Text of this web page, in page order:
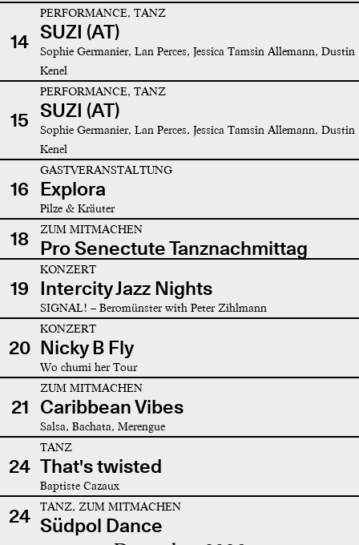
14
PERFORMANCE, TANZ
SUZI (AT)
Sophie Germanier, Lan Perces, Jessica Tamsin Allemann, Dustin
Kenel
15
PERFORMANCE, TANZ
SUZI (AT)
Sophie Germanier, Lan Perces, Jessica Tamsin Allemann, Dustin
Kenel
16
GASTVERANSTALTUNG
Explora
Pilze & Kräuter
18 ZUM MITMACHEN
Pro Senectute Tanznachmittag
19
KONZERT
Intercity Jazz Nights
SIGNAL! – Beromünster with Peter Zihlmann
20
KONZERT
Nicky B Fly
Wo chumi her Tour
21
ZUM MITMACHEN
Caribbean Vibes
Salsa, Bachata, Merengue
24
TANZ
That's twisted
Baptiste Cazaux
24 TANZ, ZUM MITMACHEN
Südpol Dance